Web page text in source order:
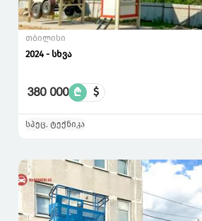
თბილისი
2024 - სხვა
380 000 ₾ $
სპეც. ტექნიკა